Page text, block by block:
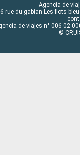
Agencia de
rue du gabian Les flots
de viajes n° 006 02
©